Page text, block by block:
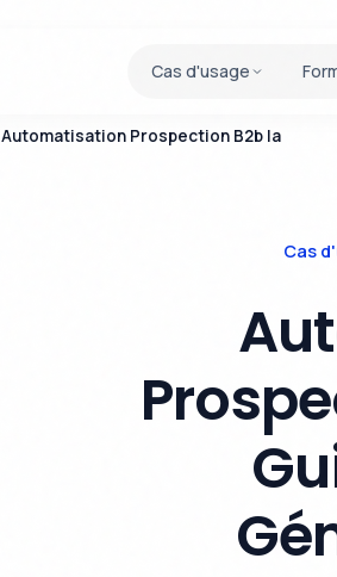
Cas d'usage
Automatisation Prospection B2b Ia
Cas